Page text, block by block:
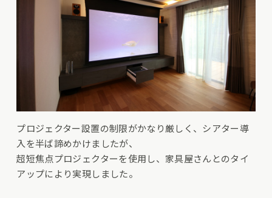
プロジェクター設置の制限がかなり厳しく、シアター導
入を半ば諦めかけましたが、
超短焦点プロジェクターを使用し、家具屋さんとのタイ
アップにより実現しました。